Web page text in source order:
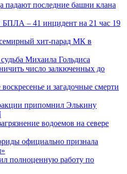
падают последние башни клана
БПЛА – 41 инцидент на 21 час 19
хит-парад МК в
Михаила Гольдиса
число залкюченных до
и загадочные смерти
припомнил Элькину
водоемов на севере
официально признала
полноценную работу по